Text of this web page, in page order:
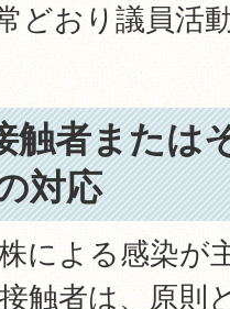
どおり議員活
触者または
対応
による感染が
触者は、原則